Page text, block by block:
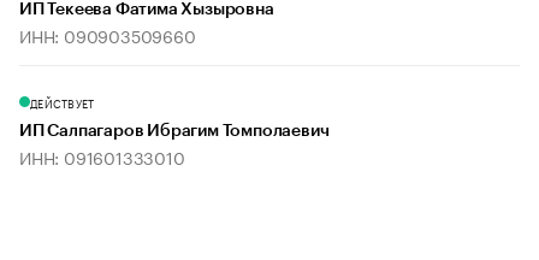
ИП Текеева Фатима Хызыровна
ИНН: 090903509660
ДЕЙСТВУЕТ
ИП Салпагаров Ибрагим Томполаевич
ИНН: 091601333010